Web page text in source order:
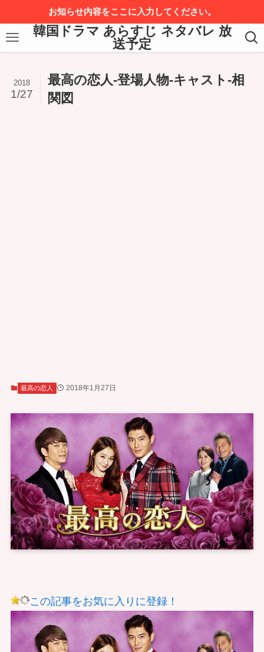
お知らせ内容をここに入力してください。
韓国ドラマ あらすじ ネタバレ 放
送予定
最高の恋人-登場人物-キャスト-相
関図
2018
1/27
最高の恋人 2018年1月27日
この記事をお気に入りに登録！